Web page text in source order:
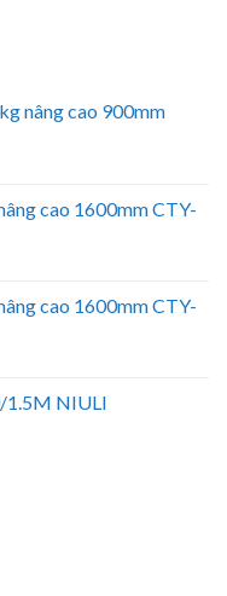
nâng cao 900mm
cao 1600mm CTY-
cao 1600mm CTY-
1.5M NIULI